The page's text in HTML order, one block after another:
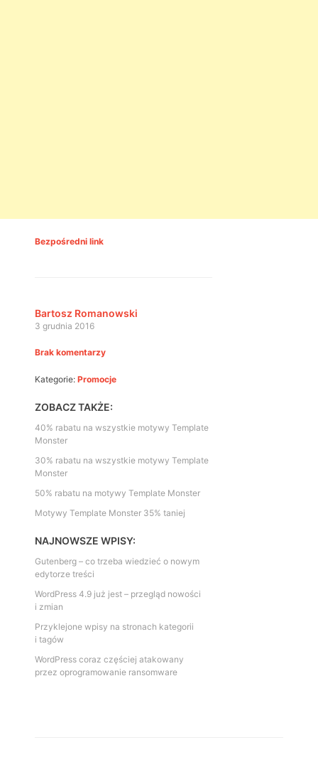
Bezpośredni link
Bartosz Romanowski
3 grudnia 2016
Brak komentarzy
Kategorie: Promocje
ZOBACZ TAKŻE:
40% rabatu na wszystkie motywy Template
Monster
30% rabatu na wszystkie motywy Template
Monster
50% rabatu na motywy Template Monster
Motywy Template Monster 35% taniej
NAJNOWSZE WPISY:
Gutenberg – co trzeba wiedzieć o nowym
edytorze treści
WordPress 4.9 już jest – przegląd nowości
i zmian
Przyklejone wpisy na stronach kategorii
i tagów
WordPress coraz częściej atakowany
przez oprogramowanie ransomware